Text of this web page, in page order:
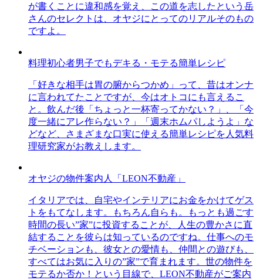
が書くことに違和感を覚え、この道を志したという岳
さんのセレクトは、オヤジにとってのリアルそのもの
ですよ。
料理初心者男子でもデキる・モテる簡単レシピ
「好きな相手は胃の腑からつかめ」って、昔はオンナ
に言われてたことですが、今はオトコにも言えるこ
と。飲んだ後「ちょっと一杯寄ってかない？」、「今
度一緒にアレ作らない？」「週末ホムパしようよ」な
どなど、さまざまな口実に使える簡単レシピを人気料
理研究家がお教えします。
オヤジの物件案内人「LEON不動産」
イタリアでは、自宅やインテリアにお金をかけてゲス
トをもてなします。もちろん自らも。もっとも過ごす
時間の長い”家”に投資することが、人生の豊かさに直
結することを彼らは知っているのですね。仕事へのモ
チベーションも、彼女との愛情も、仲間との遊びも、
すべてはお気に入りの”家”で育まれます。世の物件を
モテるか否か！という目線で、LEON不動産がご案内